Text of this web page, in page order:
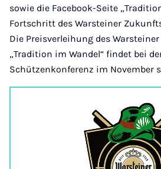
sowie die Facebook-Seite
Fortschritt des Warsteiner
Die Preisverleihung des
„Tradition im Wandel“ findet bei
Schützenkonferenz im November